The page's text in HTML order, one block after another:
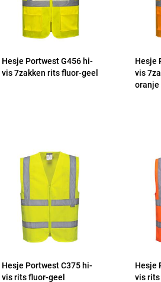
Hesje Portwest G456 hi-
vis 7zakken rits fluor-geel
Hesje
vis
oranje
Hesje Portwest C375 hi-
vis rits fluor-geel
Hesje
vis